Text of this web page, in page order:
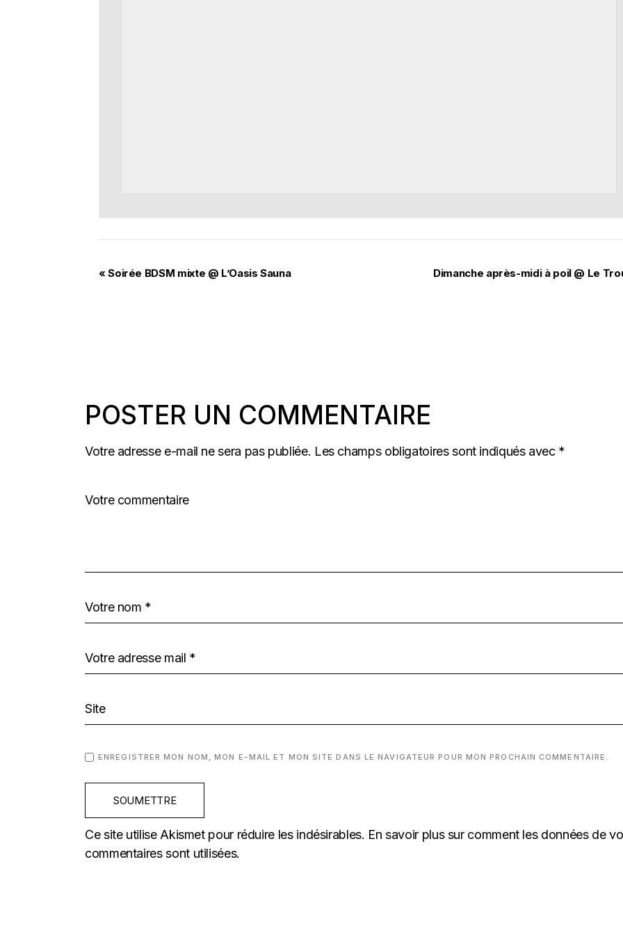
« Soirée BDSM mixte @ L’Oasis Sauna Dimanche après-midi à poil @ Le
POSTER UN COMMENTAIRE
Votre adresse e-mail ne sera pas publiée. Les champs obligatoires sont indiqués avec *
ENREGISTRER MON NOM, MON E-MAIL ET MON SITE DANS LE NAVIGATEUR POUR MON PROCHAIN COMMENTAIRE.
SOUMETTRE
Ce site utilise Akismet pour réduire les indésirables. En savoir plus sur comment les données de
commentaires sont utilisées.